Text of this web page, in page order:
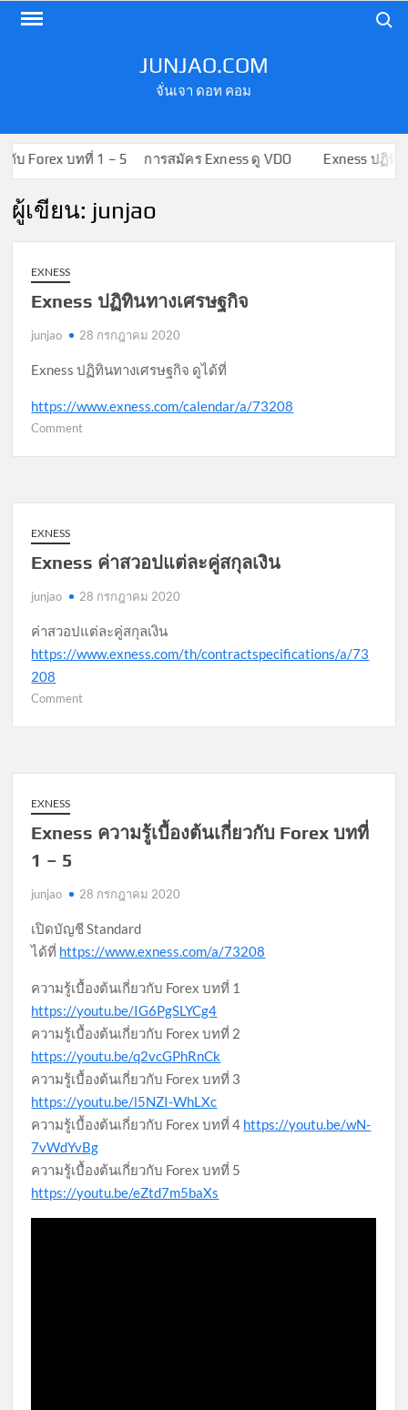
Skip
JUNJAO.COM
จั่นเจา ดอท คอม
บทที่ 1 – 5 การสมัคร Exness ดู VDO Exness ปฏิทินทาง
ผู้เขียน: junjao
EXNESS
Exness ปฏิทินทางเศรษฐกิจ
junjao 28 กรกฎาคม 2020
Exness ปฏิทินทางเศรษฐกิจ ดูได้ที่
https://www.exness.com/calendar/a/73208
Commenton
เศรษฐกิจ
EXNESS
Exness ค่าสวอปแต่ละคู่สกุลเงิน
junjao 28 กรกฎาคม 2020
ค่าสวอปแต่ละคู่สกุลเงิน
https://www.exness.com/th/contractspecifications/a/73
208
Commenton
แต่ละ
เงิน
EXNESS
Exness ความรู้เบื้องต้นเกี่ยวกับ Forex บทที่
1 – 5
junjao 28 กรกฎาคม 2020
เปิดบัญชี Standard
ได้ที่ https://www.exness.com/a/73208
ความรู้เบื้องต้นเกี่ยวกับ Forex บทที่ 1
https://youtu.be/IG6PgSLYCg4
ความรู้เบื้องต้นเกี่ยวกับ Forex บทที่ 2
https://youtu.be/q2vcGPhRnCk
ความรู้เบื้องต้นเกี่ยวกับ Forex บทที่ 3
https://youtu.be/l5NZI-WhLXc
ความรู้เบื้องต้นเกี่ยวกับ Forex บทที่ 4 https://youtu.be/wN-
7vWdYvBg
ความรู้เบื้องต้นเกี่ยวกับ Forex บทที่ 5
https://youtu.be/eZtd7m5baXs